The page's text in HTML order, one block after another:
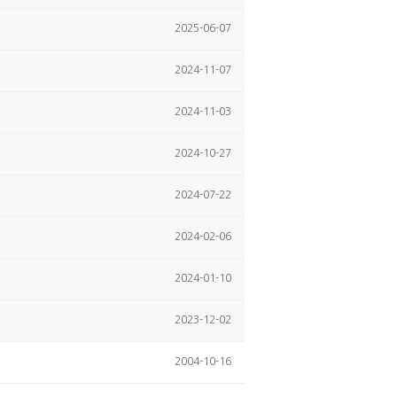
2025-06-07
2024-11-07
2024-11-03
2024-10-27
2024-07-22
2024-02-06
2024-01-10
2023-12-02
2004-10-16